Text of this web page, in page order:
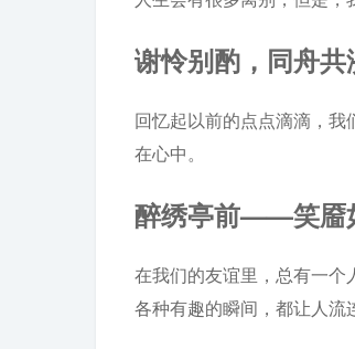
谢怜别酌，同舟共
回忆起以前的点点滴滴，
在心中。
醉绣亭前——笑靥
在我们的友谊里，总有一个
各种有趣的瞬间，都让人流